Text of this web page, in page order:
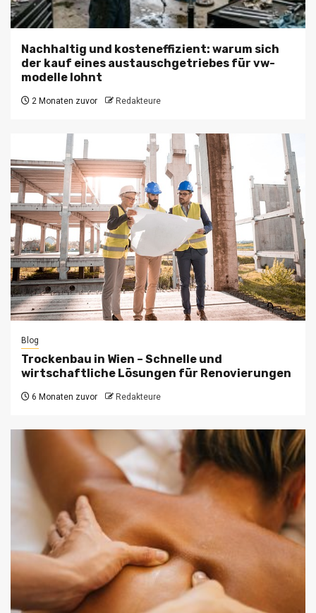
Nachhaltig und kosteneffizient: warum sich
der kauf eines austauschgetriebes für vw-
modelle lohnt
2 Monaten zuvor Redakteure
Blog
Trockenbau in Wien – Schnelle und
wirtschaftliche Lösungen für Renovierungen
6 Monaten zuvor Redakteure